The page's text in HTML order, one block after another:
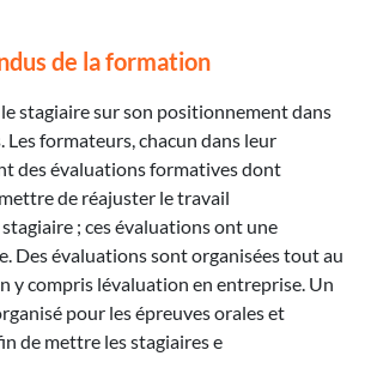
de la formation
stagiaire sur son positionnement dans
Les formateurs, chacun dans leur
des évaluations formatives dont
de réajuster le travail
; ces évaluations ont une
Des évaluations sont organisées tout au
y compris lévaluation en entreprise. Un
pour les épreuves orales et
de mettre les stagiaires e